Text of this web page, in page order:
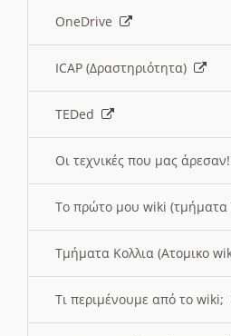
OneDrive
ICAP (Δραστηριότητα)
TEDed
Οι τεχνικές που μας
Το πρώτο μου wiki (τμήματα
Τμήματα Κολλια (Ατομικο
Τι περιμένουμε από το wiki;